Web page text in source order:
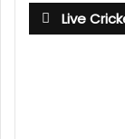
Live